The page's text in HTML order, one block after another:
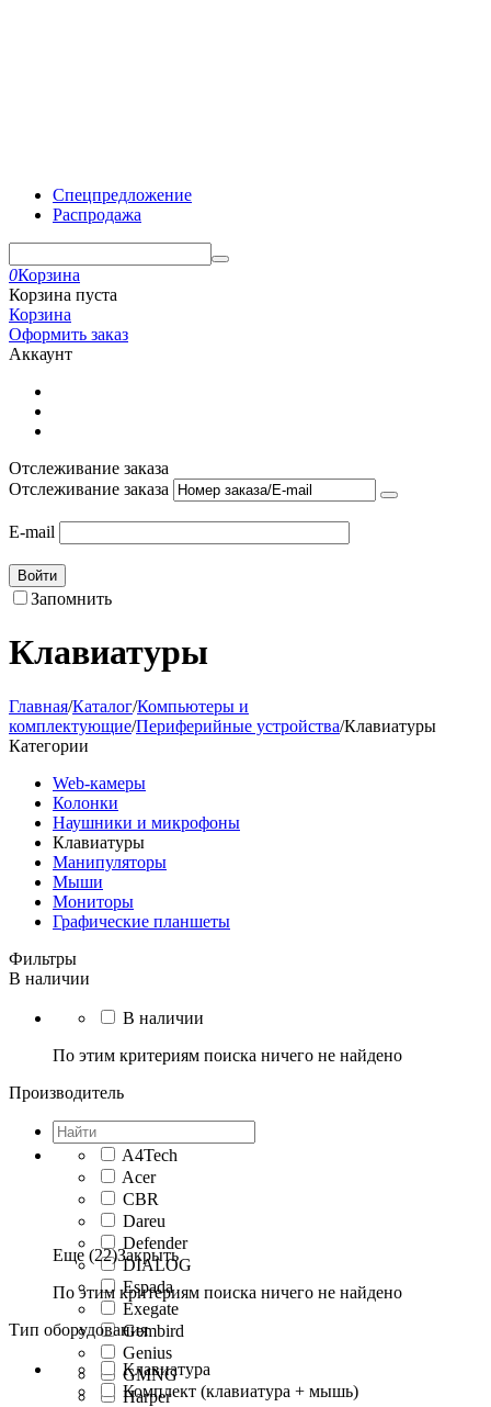
Спецпредложение
Распродажа
0Корзина
Корзина пуста
Корзина
Оформить заказ
Аккаунт
Отслеживание заказа
Отслеживание заказа
E-mail
Войти
Запомнить
Клавиатуры
Главная/Каталог/Компьютеры и
комплектующие/Периферийные устройства/Клавиатуры
Категории
Web-камеры
Колонки
Наушники и микрофоны
Клавиатуры
Манипуляторы
Мыши
Мониторы
Графические планшеты
Фильтры
В наличии
В наличии
По этим критериям поиска ничего не найдено
Производитель
A4Tech
Acer
CBR
Dareu
Defender
DIALOG
Espada
Exegate
Gembird
Genius
GMNG
Harper
Еще (22)Закрыть
По этим критериям поиска ничего не найдено
Тип оборудования
Клавиатура
Комплект (клавиатура + мышь)